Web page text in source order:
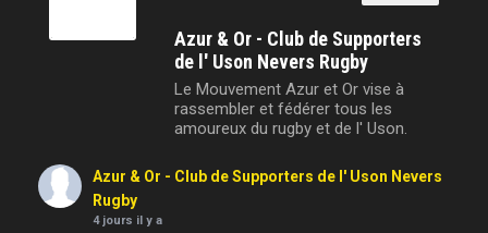
Azur & Or - Club de Supporters
de l' Uson Nevers Rugby
Le Mouvement Azur et Or vise à
rassembler et fédérer tous les
amoureux du rugby et de l' Uson.
Azur & Or - Club de Supporters de l' Uson Nevers
Rugby
4 jours il y a